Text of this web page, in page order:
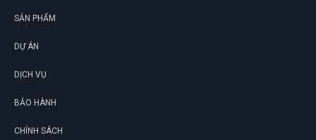
SẢN PHẨM
DỰ ÁN
DỊCH VỤ
BẢO HÀNH
CHÍNH SÁCH